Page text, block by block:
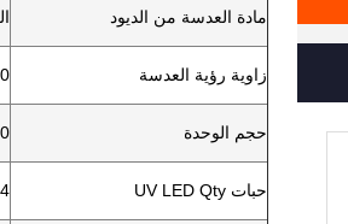
مادة العدسة من الديود
زاوية رؤية العدسة 60,
حجم الوحدة 70
حبات UV LED Qty 54